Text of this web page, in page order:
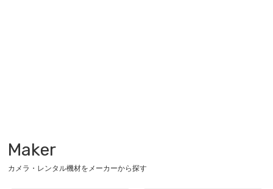
Maker
カメラ・レンタル機材をメーカーから探す